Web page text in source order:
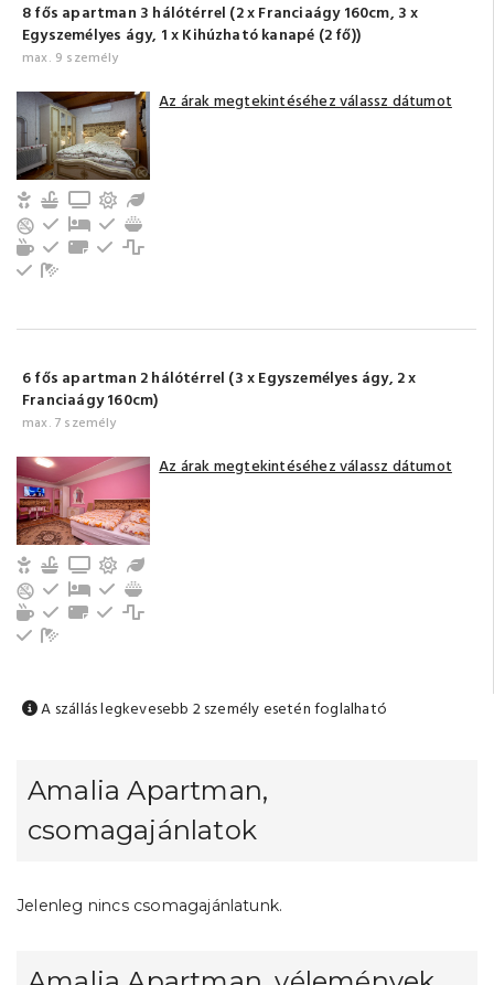
8 fős apartman 3 hálótérrel (2 x Franciaágy 160cm, 3 x
Egyszemélyes ágy, 1 x Kihúzható kanapé (2 fő))
max. 9 személy
Gyerek- és bababarát
Konyha, jól felszerelt
TV Erkély/terasz
Hűtőszekrény
PótágyEvőeszközök, edények
Tea-/kávéfőző
Konyhai sütő
Törölközők
Földszinti
Kenyérpirító
Az árak megtekintéséhez válassz dátumot
6 fős apartman 2 hálótérrel (3 x Egyszemélyes ágy, 2 x
Franciaágy 160cm)
max. 7 személy
Gyerek- és bababarát
Konyha, jól felszerelt
TV Erkély/terasz
Hűtőszekrény
PótágyEvőeszközök, edények
Tea-/kávéfőző
Konyhai sütő
Törölközők
Földszinti
Kenyérpirító
Az árak megtekintéséhez válassz dátumot
A szállás legkevesebb 2 személy esetén foglalható
Amalia Apartman,
csomagajánlatok
Jelenleg nincs csomagajánlatunk.